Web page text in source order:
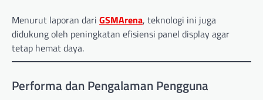
Menurut laporan dari GSMArena, teknologi ini juga
didukung oleh peningkatan efisiensi panel display agar
tetap hemat daya.
Performa dan Pengalaman Pengguna